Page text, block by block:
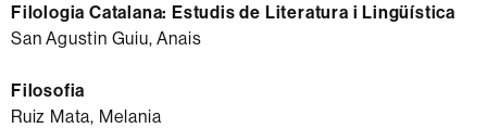
Filologia Catalana: Estudis de Literatura i Lingüística
San Agustin Guiu, Anais
Filosofia
Ruiz Mata, Melania